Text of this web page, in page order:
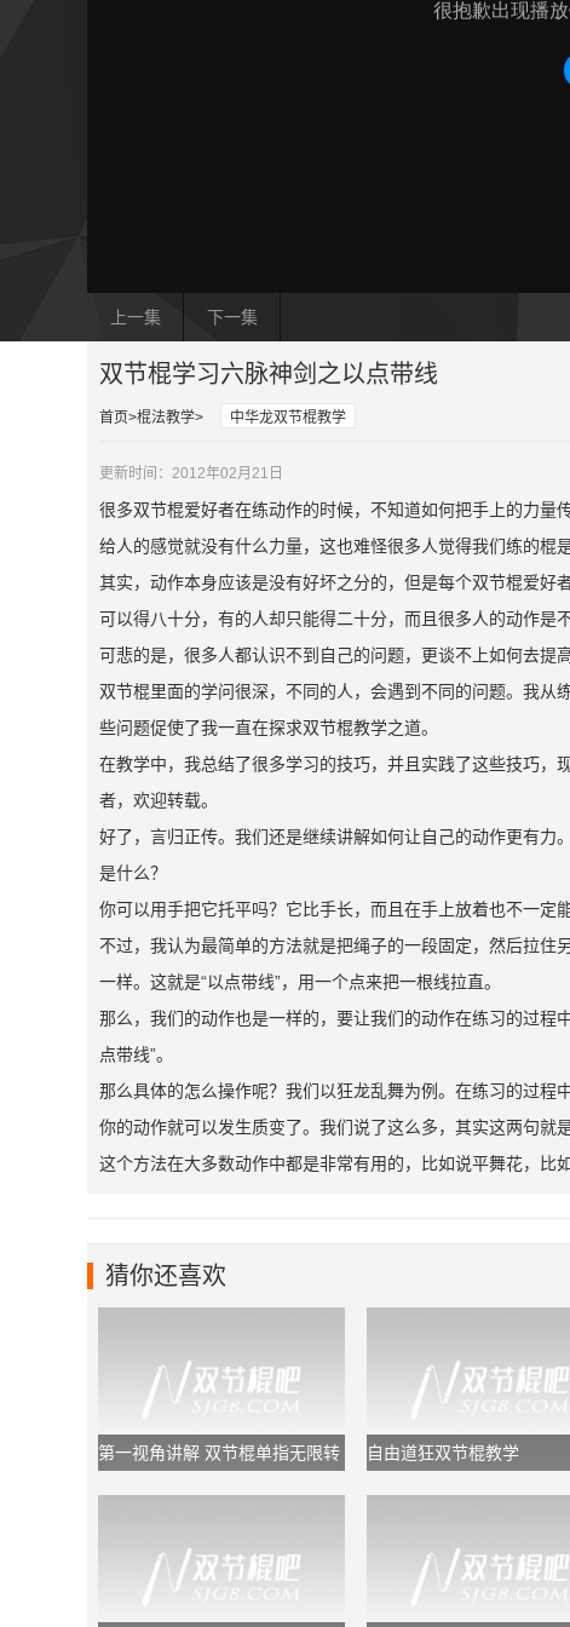
上一集 下一集
双节棍学习六脉神剑之以点带线
首页 棍法教学 中华龙双节棍教学
更新时间：2012年02月21日
很多双节棍爱好者在练动作的时候，不知道如何把手上的力量
给人的感觉就没有什么力量，这也难怪很多人觉得我们练的棍是
其实，动作本身应该是没有好坏之分的，但是每个双节棍爱
可以得八十分，有的人却只能得二十分，而且很多人的动作是不
可悲的是，很多人都认识不到自己的问题，更谈不上如何去提
双节棍里面的学问很深，不同的人，会遇到不同的问题。我
些问题促使了我一直在探求双节棍教学之道。
在教学中，我总结了很多学习的技巧，并且实践了这些技巧
者，欢迎转载。
好了，言归正传。我们还是继续讲解如何让自己的动作更有
是什么？
你可以用手把它托平吗？它比手长，而且在手上放着也不一定
不过，我认为最简单的方法就是把绳子的一段固定，然后拉住
一样。这就是“以点带线”，用一个点来把一根线拉直。
那么，我们的动作也是一样的，要让我们的动作在练习的过程
点带线”。
那么具体的怎么操作呢？我们以狂龙乱舞为例。在练习的过程
你的动作就可以发生质变了。我们说了这么多，其实这两句就
这个方法在大多数动作中都是非常有用的，比如说平舞花，比
猜你还喜欢
第一视角讲解 双节棍单指无限转
自由道狂双节棍教学